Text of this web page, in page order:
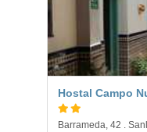
Hostal Campo
Barrameda, 42 .